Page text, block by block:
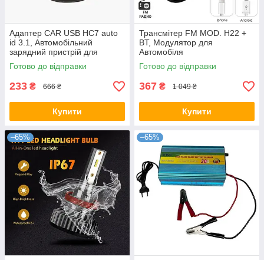
Адаптер CAR USB HC7 auto
id 3.1, Автомобільний
зарядний пристрій для
телефону, навігатора,
камери
Готово до відправки
233 ₴ 666 ₴
Купити
Трансмітер FM MOD. H22 +
BT, Модулятор для
Автомобіля
Готово до відправки
367 ₴ 1 049 ₴
Купити
–65% –65%